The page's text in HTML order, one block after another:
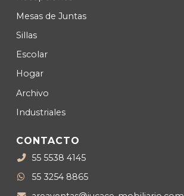
Mesas de Juntas
Sillas
Escolar
Hogar
Archivo
Industriales
CONTACTO
55 5538 4145
55 3254 8865